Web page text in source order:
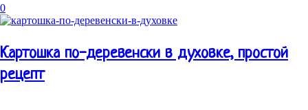
0
Картошка по-деревенски в духовке, простой
рецепт